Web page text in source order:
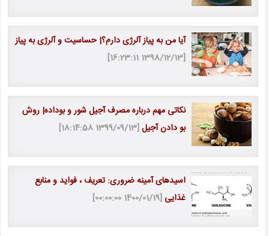
آیا من به پیاز آلرژی دارم؟| حساسیت و آلرژی به پیاز
[1398/12/13 16:23:11]
نکاتی مهم درباره مصرف آجیل شور و بوداده| روش
بو دادن آجیل[1399/09/13 18:14:58]
اسیدهای آمینه ضروری: تعریف ، فواید و منابع
غذایی [1400/01/19 00:00:00]